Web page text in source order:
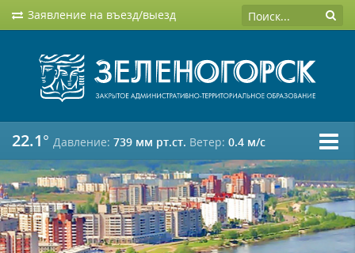
Заявление на въезд/выезд
22.1° Давление: 739 мм рт.ст. Ветер: 0.4 м/c